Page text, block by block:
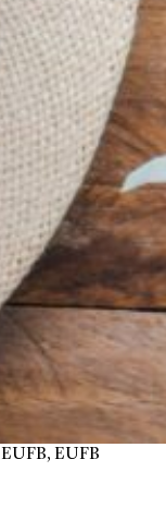
EUFB, EUFB